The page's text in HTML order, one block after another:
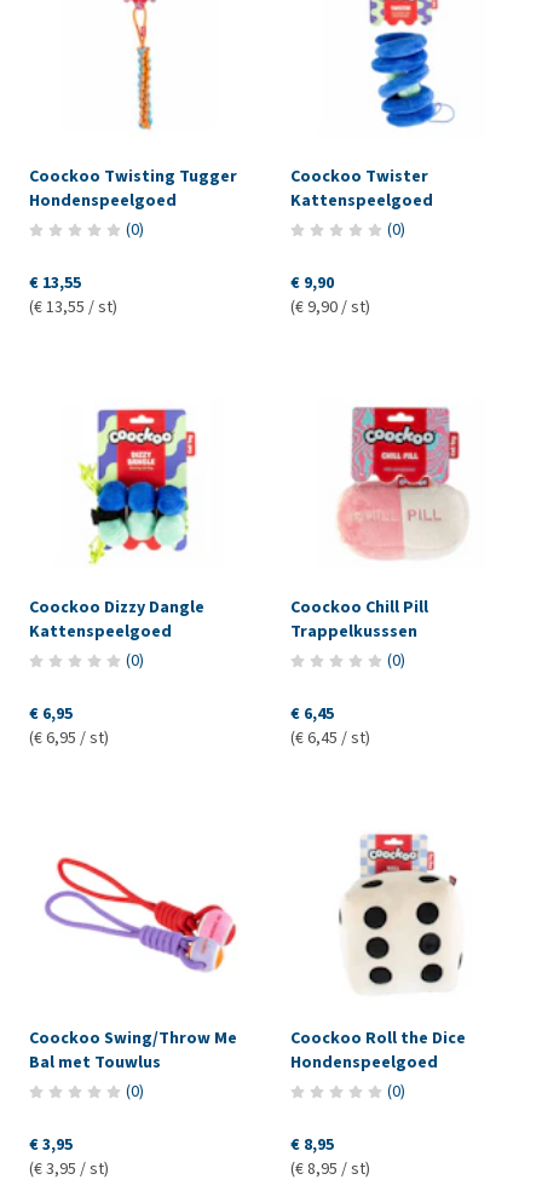
Coockoo Twisting Tugger
Hondenspeelgoed
(0)
€ 13,55
(€ 13,55 / st)
Coockoo Twister
Kattenspeelgoed
(0)
€ 9,90
(€ 9,90 / st)
Coockoo Dizzy Dangle
Kattenspeelgoed
(0)
€ 6,95
(€ 6,95 / st)
Coockoo Chill Pill
Trappelkusssen
(0)
€ 6,45
(€ 6,45 / st)
Coockoo Swing/Throw Me
Bal met Touwlus
(0)
€ 3,95
(€ 3,95 / st)
Coockoo Roll the Dice
Hondenspeelgoed
(0)
€ 8,95
(€ 8,95 / st)